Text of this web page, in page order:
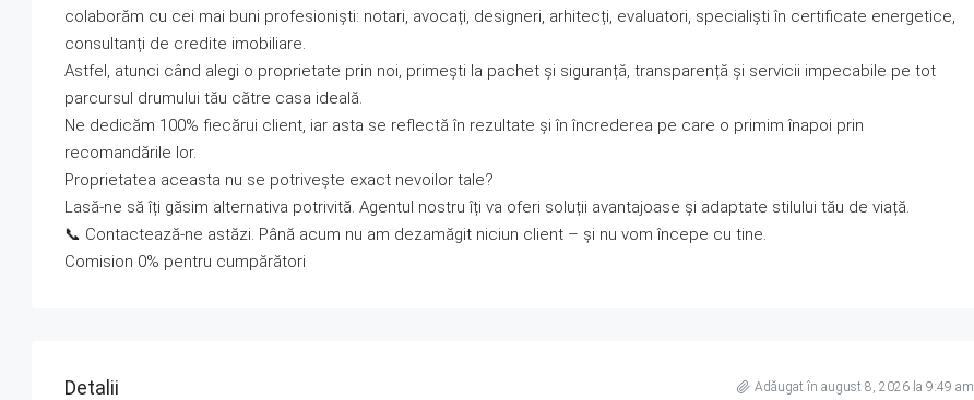
colaborăm cu cei mai buni profesioniști: notari, avocați, designeri, arhitecți, evaluatori, specialiști în certificate energetice,
consultanți de credite imobiliare.
Astfel, atunci când alegi o proprietate prin noi, primești la pachet și siguranță, transparență și servicii impecabile pe tot
parcursul drumului tău către casa ideală.
Ne dedicăm 100% fiecărui client, iar asta se reflectă în rezultate și în încrederea pe care o primim înapoi prin
recomandările lor.
Proprietatea aceasta nu se potrivește exact nevoilor tale?
Lasă-ne să îți găsim alternativa potrivită. Agentul nostru îți va oferi soluții avantajoase și adaptate stilului tău de viață.
📞 Contactează-ne astăzi. Până acum nu am dezamăgit niciun client – și nu vom începe cu tine.
Comision 0% pentru cumpărători
Detalii Adăugat în august 8, 2026 la 9:49 am